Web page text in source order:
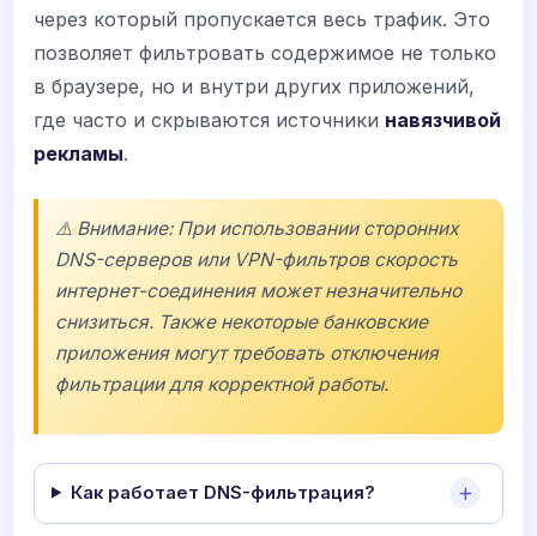
через который пропускается весь трафик. Это
позволяет фильтровать содержимое не только
в браузере, но и внутри других приложений,
где часто и скрываются источники навязчивой
рекламы.
⚠️ Внимание: При использовании сторонних
DNS-серверов или VPN-фильтров скорость
интернет-соединения может незначительно
снизиться. Также некоторые банковские
приложения могут требовать отключения
фильтрации для корректной работы.
Как работает DNS-фильтрация?